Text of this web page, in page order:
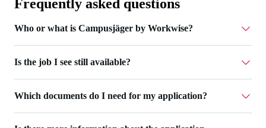
Frequently asked questions
Who or what is Campusjäger by Workwise?
Campusjäger is part of Workwise - a job platform that
supports you throughout your entire career. We take care of
recruiting for various companies and accompany you
through the entire application process. Via Campusjäger by
Is the job I see still available?
button. If this is not possible, the job has already been filled
Which documents do I need for my application?